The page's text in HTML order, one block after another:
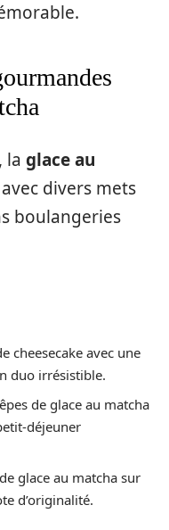
la glace au
divers mets
boulangeries
cheesecake avec une
duo irrésistible.
de glace au matcha
déjeuner
glace au matcha sur
d’originalité.